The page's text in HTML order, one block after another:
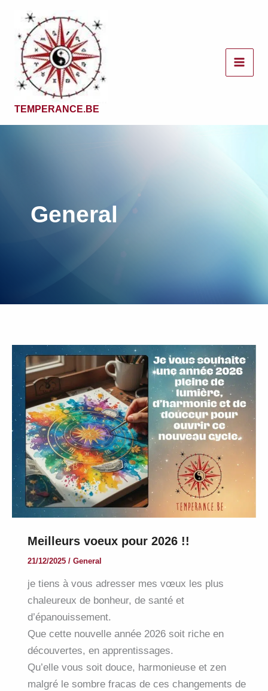
contenu
TEMPERANCE.BE
General
Meilleurs voeux pour 2026 !!
21/12/2025 / General
je tiens à vous adresser mes vœux les plus
chaleureux de bonheur, de santé et
d’épanouissement.
Que cette nouvelle année 2026 soit riche en
découvertes, en apprentissages.
Qu’elle vous soit douce, harmonieuse et zen
malgré le sombre fracas de ces changements de